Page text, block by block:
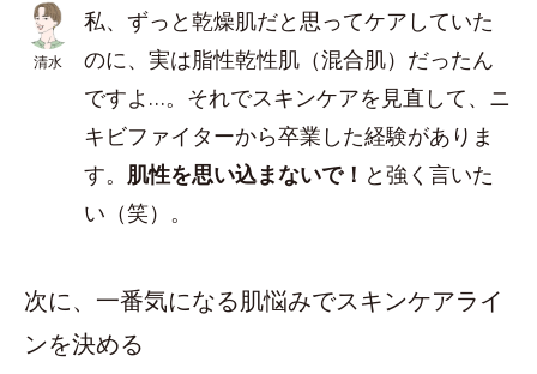
清水
私、ずっと乾燥肌だと思ってケアしていた
のに、実は脂性乾性肌（混合肌）だったん
ですよ…。それでスキンケアを見直して、ニ
キビファイターから卒業した経験がありま
す。 肌性を思い込まないで！ と強く言いた
い（笑）。
次に、一番気になる肌悩みでスキンケアライ
ンを決める